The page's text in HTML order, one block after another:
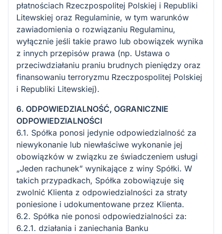
płatnościach Rzeczpospolitej Polskiej i Republiki
Litewskiej oraz Regulaminie, w tym warunków
zawiadomienia o rozwiązaniu Regulaminu,
wyłącznie jeśli takie prawo lub obowiązek wynika
z innych przepisów prawa (np. Ustawa o
przeciwdziałaniu praniu brudnych pieniędzy oraz
finansowaniu terroryzmu Rzeczpospolitej Polskiej
i Republiki Litewskiej).
6. ODPOWIEDZIALNOŚĆ, OGRANICZNIE
ODPOWIEDZIALNOŚCI
6.1. Spółka ponosi jedynie odpowiedzialność za
niewykonanie lub niewłaściwe wykonanie jej
obowiązków w związku ze świadczeniem usługi
„Jeden rachunek” wynikające z winy Spółki. W
takich przypadkach, Spółka zobowiązuje się
zwolnić Klienta z odpowiedzialności za straty
poniesione i udokumentowane przez Klienta.
6.2. Spółka nie ponosi odpowiedzialności za:
6.2.1. działania i zaniechania Banku